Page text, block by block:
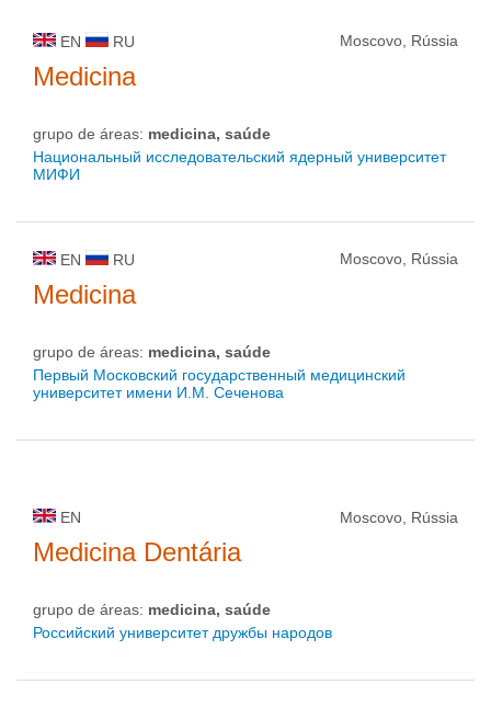
EN RU Moscovo, Rússia
Medicina
grupo de áreas: medicina, saúde
Национальный исследовательский ядерный университет
МИФИ
EN RU Moscovo, Rússia
Medicina
grupo de áreas: medicina, saúde
Первый Московский государственный медицинский
университет имени И.М. Сеченова
EN Moscovo, Rússia
Medicina Dentária
grupo de áreas: medicina, saúde
Российский университет дружбы народов